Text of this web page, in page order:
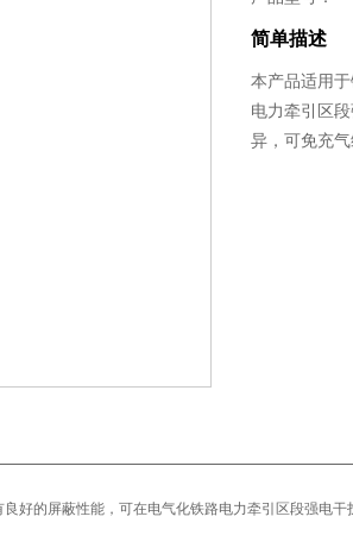
简单描述
本产品适用
电力牵引区
异，可免充气
好的屏蔽性能，可在电气化铁路电力牵引区段强电干